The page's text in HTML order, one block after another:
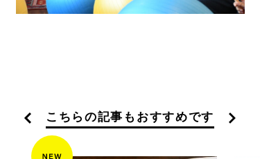
こちらの記事もおすすめです